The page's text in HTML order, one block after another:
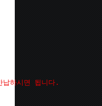
하시면 됩니다.